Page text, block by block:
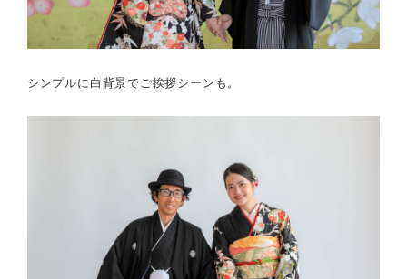
シンプルに白背景でご挨拶シーンも。